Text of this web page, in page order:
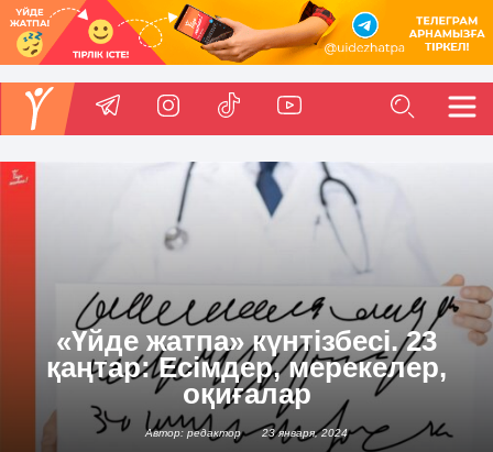
«Үйде жатпа» күнтізбесі. 23
қаңтар: Есімдер, мерекелер,
оқиғалар
Автор: редактор 23 января, 2024